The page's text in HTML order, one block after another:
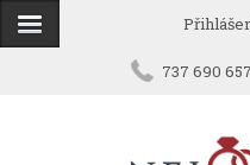
737 690